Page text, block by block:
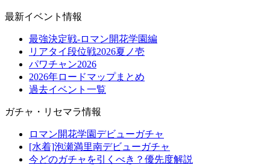
最新イベント情報
最強決定戦-ロマン開花学園編
リアタイ段位戦2026夏ノ壱
パワチャン2026
2026年ロードマップまとめ
過去イベント一覧
ガチャ・リセマラ情報
ロマン開花学園デビューガチャ
[水着]泡瀬満里南デビューガチャ
今どのガチャを引くべき？優先度解説